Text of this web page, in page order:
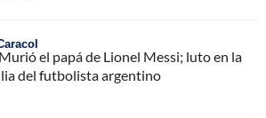
Murió el papá de Lionel Messi; luto en la
del futbolista argentino